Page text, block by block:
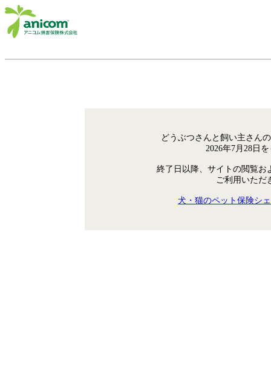
どうぶつさんと飼い主さん
2026年7月28日
終了日以降、サイトの閲覧お
ご利用いただ
犬・猫のペット保険シ